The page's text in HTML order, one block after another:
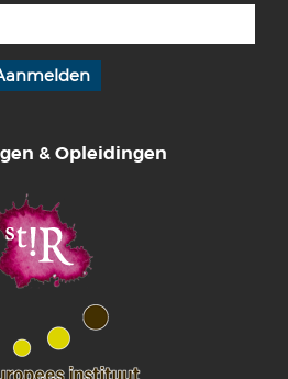
& Opleidingen